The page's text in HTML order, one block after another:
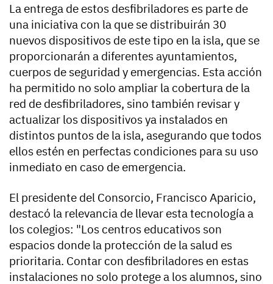
La entrega de estos desfibriladores es parte de
una iniciativa con la que se distribuirán 30
nuevos dispositivos de este tipo en la isla, que se
proporcionarán a diferentes ayuntamientos,
cuerpos de seguridad y emergencias. Esta acción
ha permitido no solo ampliar la cobertura de la
red de desfibriladores, sino también revisar y
actualizar los dispositivos ya instalados en
distintos puntos de la isla, asegurando que todos
ellos estén en perfectas condiciones para su uso
inmediato en caso de emergencia.
El presidente del Consorcio, Francisco Aparicio,
destacó la relevancia de llevar esta tecnología a
los colegios: "Los centros educativos son
espacios donde la protección de la salud es
prioritaria. Contar con desfibriladores en estas
instalaciones no solo protege a los alumnos, sino